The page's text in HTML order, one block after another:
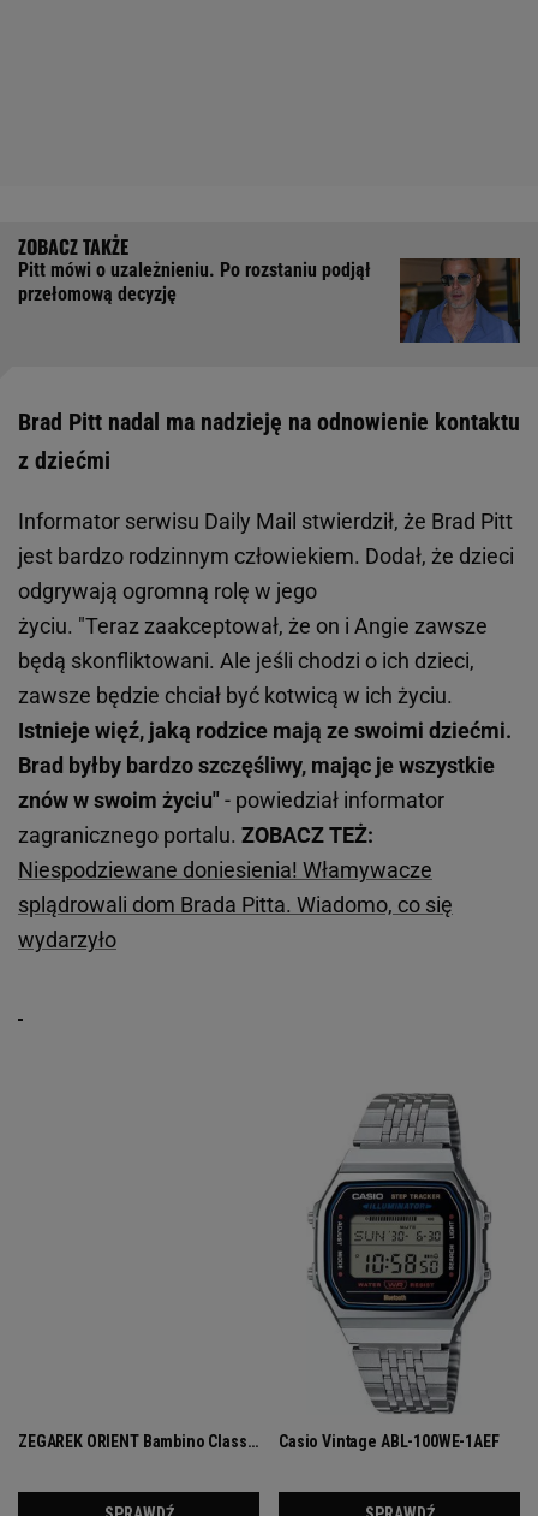
Pitt mówi o uzależnieniu. Po rozstaniu podjął
przełomową decyzję
Brad Pitt nadal ma nadzieję na odnowienie kontaktu
z dziećmi
Informator serwisu Daily Mail stwierdził, że Brad Pitt
jest bardzo rodzinnym człowiekiem. Dodał, że dzieci
odgrywają ogromną rolę w jego
życiu. "Teraz zaakceptował, że on i Angie zawsze
będą skonfliktowani. Ale jeśli chodzi o ich dzieci,
zawsze będzie chciał być kotwicą w ich życiu.
Istnieje więź, jaką rodzice mają ze swoimi dziećmi.
Brad byłby bardzo szczęśliwy, mając je wszystkie
znów w swoim życiu" - powiedział informator
zagranicznego portalu. ZOBACZ TEŻ:
Niespodziewane doniesienia! Włamywacze
splądrowali dom Brada Pitta. Wiadomo, co się
wydarzyło